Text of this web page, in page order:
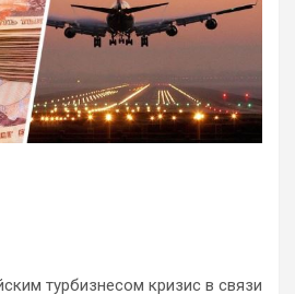
турбизнесом кризис в связи